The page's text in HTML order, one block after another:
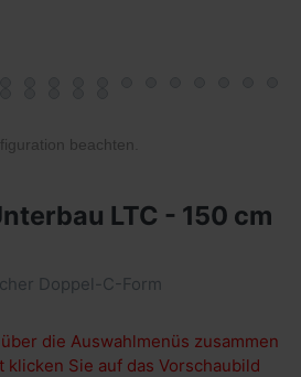
beachten
LTC - 150 cm
Doppel-C-Form
die Auswahlmenüs zusammen
Sie auf das Vorschaubild